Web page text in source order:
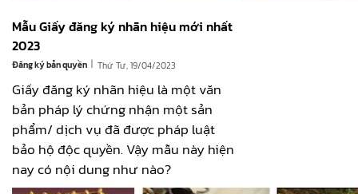
Mẫu Giấy đăng ký nhãn hiệu mới nhất
2023
Đăng ký bản quyền | Thứ Tư, 19/04/2023
Giấy đăng ký nhãn hiệu là một văn
bản pháp lý chứng nhận một sản
phẩm/ dịch vụ đã được pháp luật
bảo hộ độc quyền. Vậy mẫu này hiện
nay có nội dung như nào?